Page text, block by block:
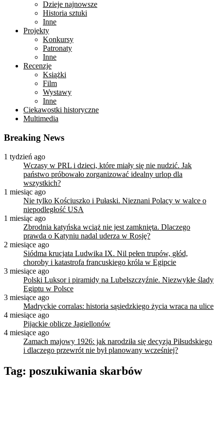
Dzieje najnowsze
Historia sztuki
Inne
Projekty
Konkursy
Patronaty
Inne
Recenzje
Książki
Film
Wystawy
Inne
Ciekawostki historyczne
Multimedia
Breaking News
1 tydzień ago
Wczasy w PRL i dzieci, które miały się nie nudzić. Jak
państwo próbowało zorganizować idealny urlop dla
wszystkich?
1 miesiąc ago
Nie tylko Kościuszko i Pułaski. Nieznani Polacy w walce o
niepodległość USA
1 miesiąc ago
Zbrodnia katyńska wciąż nie jest zamknięta. Dlaczego
prawda o Katyniu nadal uderza w Rosję?
2 miesiące ago
Siódma krucjata Ludwika IX. Nil pełen trupów, głód,
choroby i katastrofa francuskiego króla w Egipcie
3 miesiące ago
Polski Luksor i piramidy na Lubelszczyźnie. Niezwykłe ślady
Egiptu w Polsce
3 miesiące ago
Madryckie corralas: historia sąsiedzkiego życia wraca na ulice
4 miesiące ago
Pijackie oblicze Jagiellonów
4 miesiące ago
Zamach majowy 1926: jak narodziła się decyzja Piłsudskiego
i dlaczego przewrót nie był planowany wcześniej?
Tag: poszukiwania skarbów